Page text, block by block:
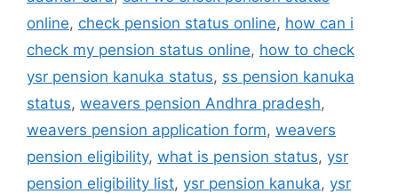
online, check pension status online, how can i
check my pension status online, how to check
ysr pension kanuka status, ss pension kanuka
status, weavers pension Andhra pradesh,
weavers pension application form, weavers
pension eligibility, what is pension status, ysr
pension eligibility list, ysr pension kanuka, ysr